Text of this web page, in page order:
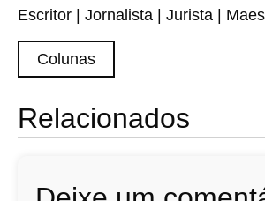
Escritor | Jornalista | Jurista |
Colunas
Relacionados